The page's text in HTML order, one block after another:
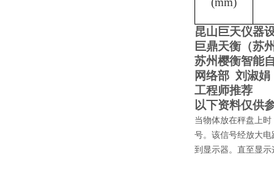
昆山巨天仪器
巨鼎天衡（苏
苏州樱衡智能
网络部 刘淑娟
工程师推荐
以下资料仅供
当物体放在秤盘上
号。该信号经放大
到显示器。直至显示